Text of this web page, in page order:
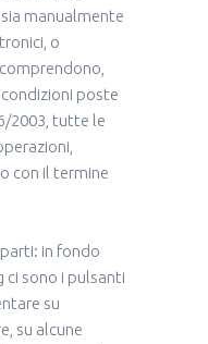
manualmente
o
poste
2003, tutte le
con il termine
in fondo
ci sono i pulsanti
su
su alcune